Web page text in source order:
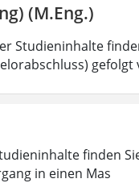
(M.Eng.)
Studieninhalte
gefolgt
finden
in einen Mas